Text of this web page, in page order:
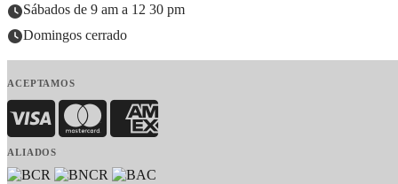
Sábados de 9 am a 12 30 pm
Domingos cerrado
ACEPTAMOS
Visa MasterCardAmerican Express
ALIADOS